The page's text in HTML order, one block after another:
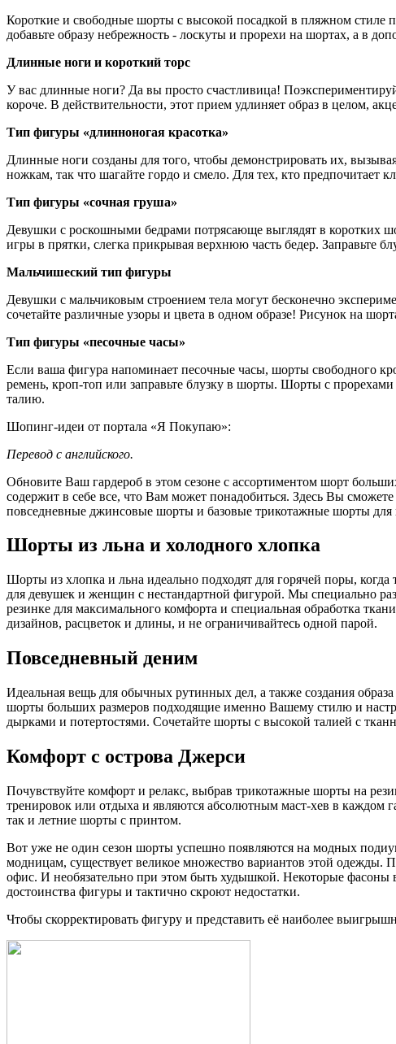
Короткие и свободные шорты с высокой посадкой в пляжном стиле
добавьте образу небрежность - лоскуты и прорехи на шортах, а в
Длинные ноги и короткий торс
У вас длинные ноги? Да вы просто счастливица!
короче. В действительности, этот прием удлиняет образ в целом,
Тип фигуры «длинноногая красотка»
Длинные ноги созданы для того, чтобы демонстрировать их,
ножкам, так что шагайте гордо и смело. Для тех, кто предпочитает
Тип фигуры «сочная груша»
Девушки с роскошными бедрами потрясающе выглядят в коротких
игры в прятки, слегка прикрывая верхнюю часть бедер. Заправьте
Мальчишеский тип фигуры
Девушки с мальчиковым строением тела могут бесконечно
сочетайте различные узоры и цвета в одном образе! Рисунок на
Тип фигуры «песочные часы»
Если ваша фигура напоминает песочные часы, шорты свободного
ремень, кроп-топ или заправьте блузку в шорты. Шорты с
талию.
Шопинг-идеи от портала «Я Покупаю»:
Перевод с английского.
Обновите Ваш гардероб в этом сезоне с ассортиментом шорт
содержит в себе все, что Вам может понадобиться. Здесь Вы
повседневные джинсовые шорты и базовые трикотажные шорты
Шорты из льна и холодного хлопка
Шорты из хлопка и льна идеально подходят для горячей поры,
для девушек и женщин с нестандартной фигурой. Мы специально
резинке для максимального комфорта и специальная обработка
дизайнов, расцветок и длины, и не ограничивайтесь одной парой.
Повседневный деним
Идеальная вещь для обычных рутинных дел, а также создания
шорты больших размеров подходящие именно Вашему стилю и
дырками и потертостями. Сочетайте шорты с высокой талией с
Комфорт с острова Джерси
Почувствуйте комфорт и релакс, выбрав трикотажные шорты на
тренировок или отдыха и являются абсолютным маст-хев в каждом
так и летние шорты с принтом.
Вот уже не один сезон шорты успешно появляются на модных
модницам, существует великое множество вариантов этой
офис. И необязательно при этом быть худышкой. Некоторые
достоинства фигуры и тактично скроют недостатки.
Чтобы скорректировать фигуру и представить её наиболее